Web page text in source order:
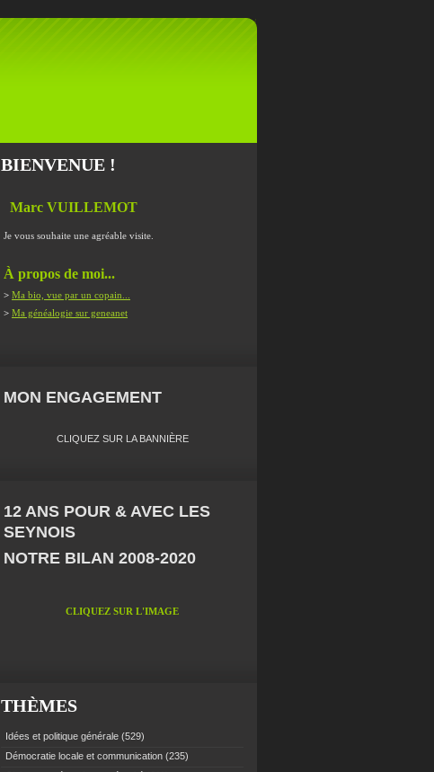
BIENVENUE !
Marc VUILLEMOT
Je vous souhaite une agréable visite.
À propos de moi...
> Ma bio, vue par un copain...
> Ma généalogie sur geneanet
MON ENGAGEMENT
CLIQUEZ SUR LA BANNIÈRE
12 ANS POUR & AVEC LES
SEYNOIS
NOTRE BILAN 2008-2020
CLIQUEZ SUR L'IMAGE
THÈMES
Idées et politique générale (529)
Démocratie locale et communication (235)